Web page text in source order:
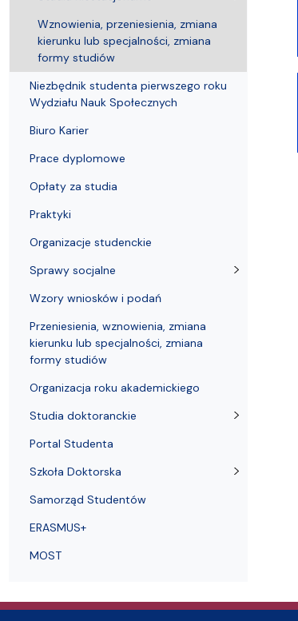
Wznowienia, przeniesienia, zmiana
kierunku lub specjalności, zmiana
formy studiów
Niezbędnik studenta pierwszego roku
Wydziału Nauk Społecznych
Biuro Karier
Prace dyplomowe
Opłaty za studia
Praktyki
Organizacje studenckie
Sprawy socjalne
Wzory wniosków i podań
Przeniesienia, wznowienia, zmiana
kierunku lub specjalności, zmiana
formy studiów
Organizacja roku akademickiego
Studia doktoranckie
Portal Studenta
Szkoła Doktorska
Samorząd Studentów
ERASMUS+
MOST